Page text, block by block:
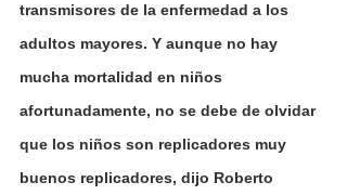
transmisores de la enfermedad a los
adultos mayores. Y aunque no hay
mucha mortalidad en niños
afortunadamente, no se debe de olvidar
que los niños son replicadores muy
buenos replicadores, dijo Roberto